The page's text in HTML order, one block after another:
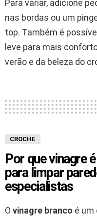
Para variar, adicione
nas bordas ou um
top. Também é
leve para mais
verão e da beleza do
CROCHE
Por que vinagre
para limpar
especialistas
O vinagre branco é um